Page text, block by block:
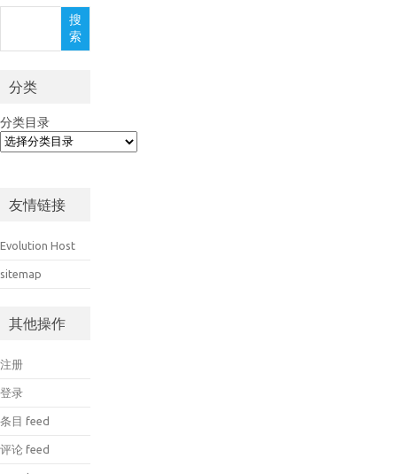
搜
索
分类
分类目录
友情链接
Evolution Host
sitemap
其他操作
注册
登录
条目 feed
评论 feed